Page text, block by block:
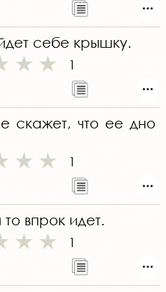
себе крышку.
1
скажет, что ее дно
1
то впрок идет.
1